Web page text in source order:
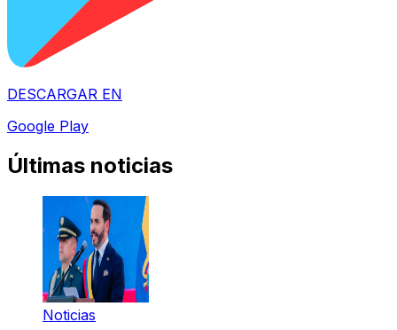
DESCARGAR EN
Google Play
Últimas noticias
Noticias